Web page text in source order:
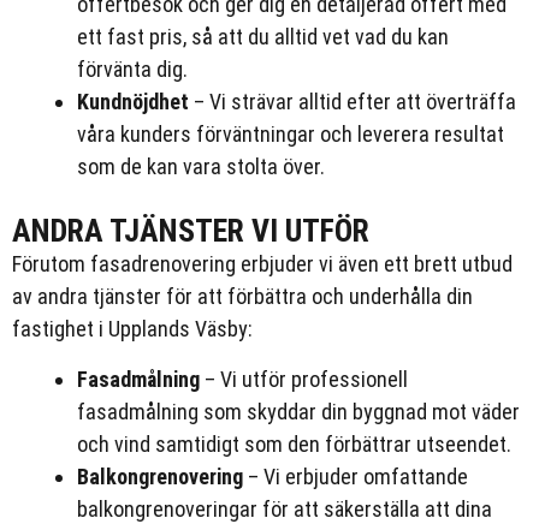
ett fast pris, så att du alltid vet vad du kan
förvänta dig.
Kundnöjdhet – Vi strävar alltid efter att överträffa
våra kunders förväntningar och leverera resultat
som de kan vara stolta över.
ANDRA TJÄNSTER VI UTFÖR
Förutom fasadrenovering erbjuder vi även ett brett utbud
av andra tjänster för att förbättra och underhålla din
fastighet i Upplands Väsby:
Fasadmålning – Vi utför professionell
fasadmålning som skyddar din byggnad mot väder
och vind samtidigt som den förbättrar utseendet.
Balkongrenovering – Vi erbjuder omfattande
balkongrenoveringar för att säkerställa att dina